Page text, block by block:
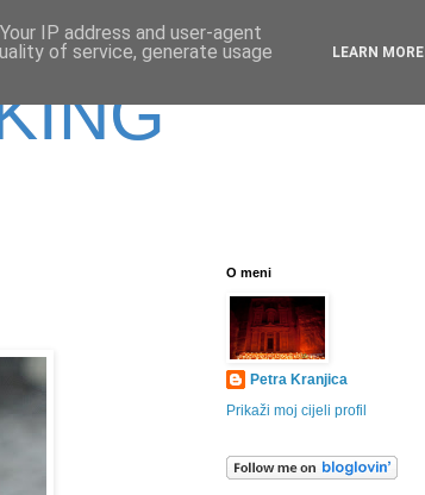
O meni
Petra Kranjica
Prikaži moj cijeli profil
IP address and user-agent
of service, generate usage
LEARN MORE